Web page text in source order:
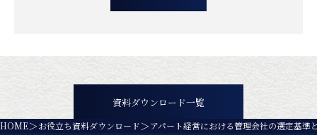
資料ダウンロード⼀覧
HOME お役立ち資料ダウンロード アパート経営における管理会社の選定基準